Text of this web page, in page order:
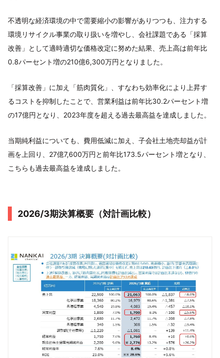
不透明な経済環境の中で需要縮小の影響がありつつも、注力する
環境リサイクル事業の取り扱いを増やし、会社課題である「採算
改善」として適時適切な価格改定に努めた結果、売上高は前年比
0.8パーセント増の210億6,300万円となりました。
「採算改善」に加え「筋肉質化」、すなわち効率化により上昇す
るコストを抑制したことで、営業利益は前年比30.2パーセント増
の17億円となり、2023年度を超える過去最高益を達成しました。
当期純利益についても、費用低減に加え、子会社土地売却益が計
画を上回り、27億7,600万円と前年比173.5パーセント増となり、
こちらも過去最高益を達成しました。
2026/3期決算概要（対計画比較）